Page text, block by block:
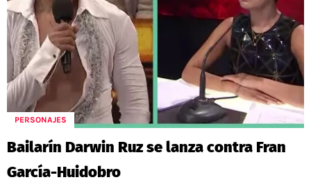
PERSONAJES
Bailarín Darwin Ruz se lanza contra Fran
García-Huidobro